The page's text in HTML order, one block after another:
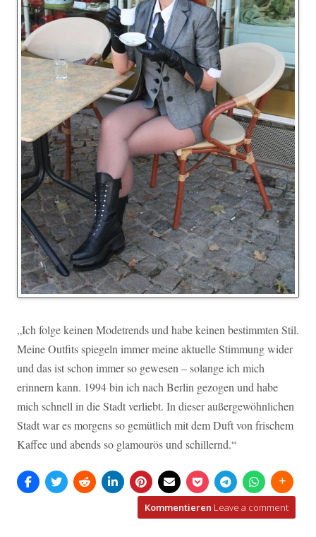
„Ich folge keinen Modetrends und habe keinen bestimmten Stil.
Meine Outfits spiegeln immer meine aktuelle Stimmung wider
und das ist schon immer so gewesen – solange ich mich
erinnern kann. 1994 bin ich nach Berlin gezogen und habe
mich schnell in die Stadt verliebt. In dieser außergewöhnlichen
Stadt war es morgens so gemütlich mit dem Duft von frischem
Kaffee und abends so glamourös und schillernd.“
Kommentieren Leave a comment